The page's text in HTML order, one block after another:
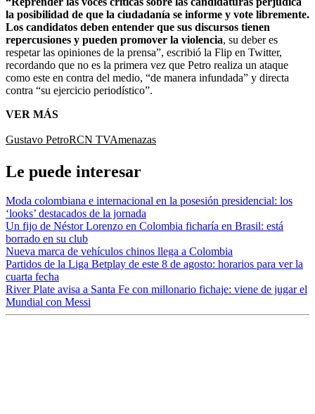
la posibilidad de que la ciudadanía se informe y vote libremente.
Los candidatos deben entender que sus discursos tienen
repercusiones y pueden promover la violencia, su deber es
respetar las opiniones de la prensa”, escribió la Flip en Twitter,
recordando que no es la primera vez que Petro realiza un ataque
como este en contra del medio, “de manera infundada” y directa
contra “su ejercicio periodístico”.
VER MÁS
Gustavo PetroRCN TVAmenazas
Le puede interesar
Moda colombiana e internacional en la posesión presidencial: los
‘looks’ destacados de la jornada
Un fijo de Néstor Lorenzo en Colombia ficharía en Brasil: está
borrado en su club
Nueva marca de vehículos chinos llega a Colombia
Partidos de la Liga Betplay de este 8 de agosto: horarios para ver la
cuarta fecha
River Plate avisa a Santa Fe con millonario fichaje: viene de jugar el
Mundial con Messi